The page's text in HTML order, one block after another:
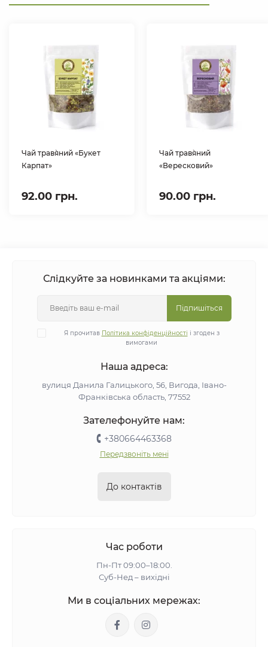
Чай трав`яний «Букет
Карпат»
92.00 грн.
Чай трав`яний
«Вересковий»
90.00 грн.
Слідкуйте за новинками та акціями:
Підпишіться
Я прочитав Політика конфіденційності і згоден з
вимогами
Наша адреса:
вулиця Данила Галицького, 56, Вигода, Івано-
Франківська область, 77552
Зателефонуйте нам:
+380664463368
Передзвоніть мені
До контактів
Час роботи
Пн-Пт 09:00–18:00.
Суб-Нед – вихідні
Ми в соціальних мережах: